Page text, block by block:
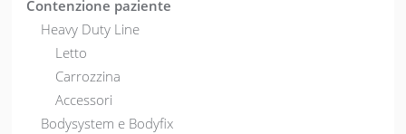
Contenzione paziente
Heavy Duty Line
Letto
Carrozzina
Accessori
Bodysystem e Bodyfix